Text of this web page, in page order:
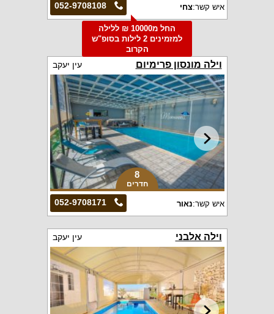
052-9708108 איש קשר:צחי
החל מ10000 ₪ ללילה
למזמינים 2 לילות בסופ"ש
הקרוב
וילה מונסון פרימיום עין יעקב
8
חדרים
052-9708171 איש קשר:נאור
וילה אלבני עין יעקב